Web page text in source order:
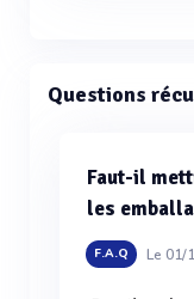
Questions
Faut-il
les
F.A.Q Le 01/